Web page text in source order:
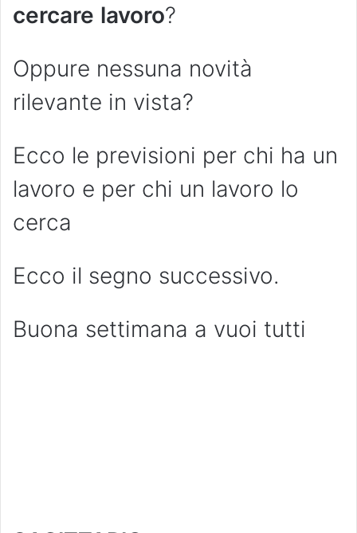
cercare lavoro?
Oppure nessuna novità
rilevante in vista?
Ecco le previsioni per chi ha un
lavoro e per chi un lavoro lo
cerca
Ecco il segno successivo.
Buona settimana a vuoi tutti